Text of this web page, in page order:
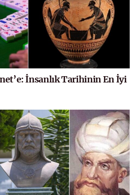
İnsanlık Tarihinin En İyi